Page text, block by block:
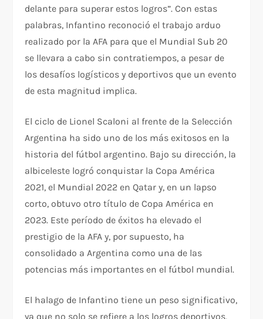
delante para superar estos logros”. Con estas
palabras, Infantino reconoció el trabajo arduo
realizado por la AFA para que el Mundial Sub 20
se llevara a cabo sin contratiempos, a pesar de
los desafíos logísticos y deportivos que un evento
de esta magnitud implica.
El ciclo de Lionel Scaloni al frente de la Selección
Argentina ha sido uno de los más exitosos en la
historia del fútbol argentino. Bajo su dirección, la
albiceleste logró conquistar la Copa América
2021, el Mundial 2022 en Qatar y, en un lapso
corto, obtuvo otro título de Copa América en
2023. Este período de éxitos ha elevado el
prestigio de la AFA y, por supuesto, ha
consolidado a Argentina como una de las
potencias más importantes en el fútbol mundial.
El halago de Infantino tiene un peso significativo,
ya que no solo se refiere a los logros deportivos,